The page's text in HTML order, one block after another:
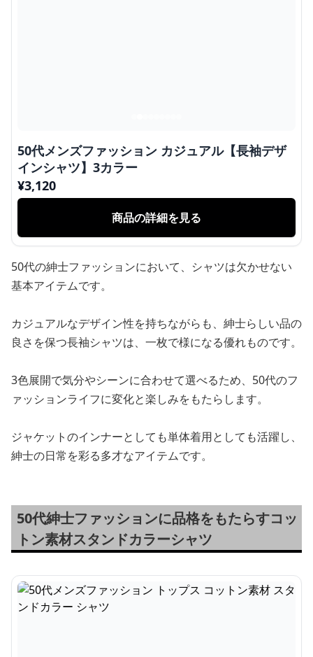
50代メンズファッション カジュアル【長袖デザ
インシャツ】3カラー
¥3,120
商品の詳細を見る
50代の紳士ファッションにおいて、シャツは欠かせない
基本アイテムです。
カジュアルなデザイン性を持ちながらも、紳士らしい品の
良さを保つ長袖シャツは、一枚で様になる優れものです。
3色展開で気分やシーンに合わせて選べるため、50代のフ
ァッションライフに変化と楽しみをもたらします。
ジャケットのインナーとしても単体着用としても活躍し、
紳士の日常を彩る多才なアイテムです。
50代紳士ファッションに品格をもたらすコッ
トン素材スタンドカラーシャツ